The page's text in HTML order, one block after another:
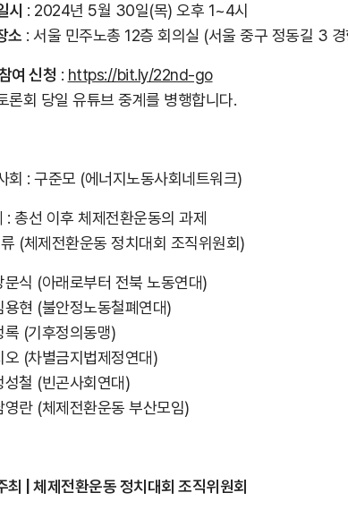
시 : 2024년 5월 30일(목) 오후 1~4시
소 : 서울 민주노총 12층 회의실 (서울 중구 정동길 3
여 신청 : https://bit.ly/22nd-go
론회 당일 유튜브 중계를 병행합니다.
회 : 구준모 (에너지노동사회네트워크)
: 총선 이후 체제전환운동의 과제
(체제전환운동 정치대회 조직위원회)
식 (아래로부터 전북 노동연대)
현 (불안정노동철폐연대)
(기후정의동맹)
(차별금지법제정연대)
철 (빈곤사회연대)
란 (체제전환운동 부산모임)
최 | 체제전환운동 정치대회 조직위원회